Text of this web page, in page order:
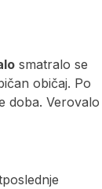
smatralo se
običaj. Po
doba. Verovalo